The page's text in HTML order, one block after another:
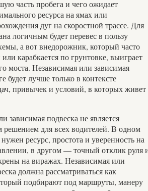
часть пробега и чего ожидает
ресурса на ямах или
дуг на скоростной трассе. Для
логичным будет перевес в пользу
а вот внедорожник, который часто
карабкается по грунтовке, выиграет
моста. Независимая или зависимая
будет лучше только в контексте
привычек и условий, в которых живет
зависимая подвеска не является
решением для всех водителей. В одном
ресурс, простота и уверенность на
в другом — точный отклик руля
на виражах. Независимая или
должна рассматриваться как
подбирают под маршруты, манеру